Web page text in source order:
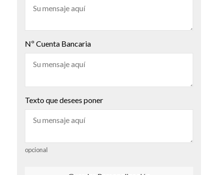
Nº Cuenta Bancaria
Texto que desees poner
opcional